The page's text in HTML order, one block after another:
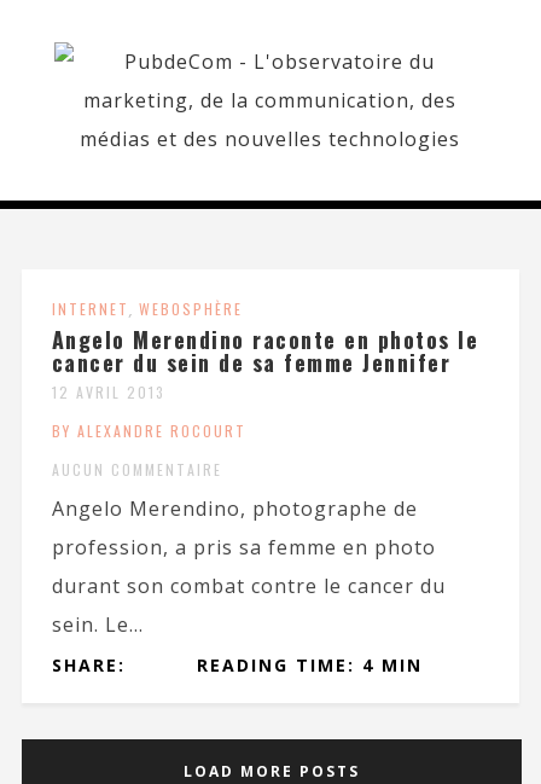
INTERNET, WEBOSPHÈRE
Angelo Merendino raconte en photos le
cancer du sein de sa femme Jennifer
12 AVRIL 2013
BY ALEXANDRE ROCOURT
AUCUN COMMENTAIRE
Angelo Merendino, photographe de
profession, a pris sa femme en photo
durant son combat contre le cancer du
sein. Le...
SHARE: READING TIME: 4 MIN
LOAD MORE POSTS